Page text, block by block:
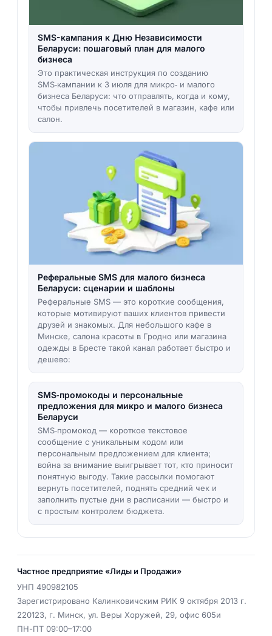
SMS-кампания к Дню Независимости
Беларуси: пошаговый план для малого
бизнеса
Это практическая инструкция по созданию
SMS‑кампании к 3 июля для микро‑ и малого
бизнеса Беларуси: что отправлять, когда и кому,
чтобы привлечь посетителей в магазин, кафе или
салон.
Реферальные SMS для малого бизнеса
Беларуси: сценарии и шаблоны
Реферальные SMS — это короткие сообщения,
которые мотивируют ваших клиентов привести
друзей и знакомых. Для небольшого кафе в
Минске, салона красоты в Гродно или магазина
одежды в Бресте такой канал работает быстро и
дешево:
SMS‑промокоды и персональные
предложения для микро и малого бизнеса
Беларуси
SMS‑промокод — короткое текстовое
сообщение с уникальным кодом или
персональным предложением для клиента;
война за внимание выигрывает тот, кто приносит
понятную выгоду. Такие рассылки помогают
вернуть посетителей, поднять средний чек и
заполнить пустые дни в расписании — быстро и
с простым контролем бюджета.
Частное предприятие «Лиды и Продажи»
УНП 490982105
Зарегистрировано Калинковичским РИК 9 октября 2013 г.
220123, г. Минск, ул. Веры Хоружей, 29, офис 605и
ПН-ПТ 09:00–17:00